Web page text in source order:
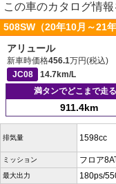
この車のカタログ情報
508SW（20年10月～21
アリュール
新車時価格456.1万円(税込)
JC08
14.7km/L
満タンでどこまで走
911.4km
排気量 1598cc
ミッション フロア
最大出力 180ps/